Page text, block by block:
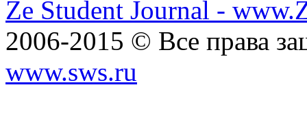
Ze Student Journal -
2006-2015 © Все права
www.sws.ru